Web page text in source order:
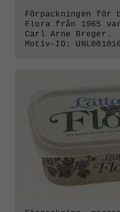
Förpackningen för
Flora från 1965
Carl Arne Breger.
Motiv-ID: